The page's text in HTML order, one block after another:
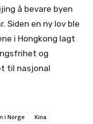
å bevare byen
Siden en ny lov ble
i Hongkong lagt
og
til nasjonal
i Norge Kina